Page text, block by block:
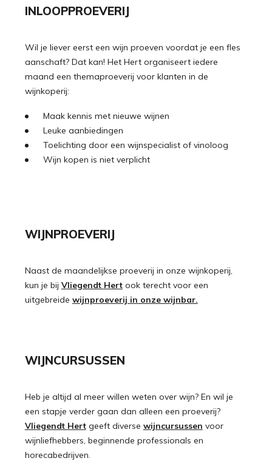
INLOOPPROEVERIJ
Wil je liever eerst een wijn proeven voordat je een fles
aanschaft? Dat kan! Het Hert organiseert iedere
maand een themaproeverij voor klanten in de
wijnkoperij:
Maak kennis met nieuwe wijnen
Leuke aanbiedingen
Toelichting door een wijnspecialist of vinoloog
Wijn kopen is niet verplicht
WIJNPROEVERIJ
Naast de maandelijkse proeverij in onze wijnkoperij,
kun je bij Vliegendt Hertook terecht voor een
uitgebreide wijnproeverij in onze wijnbar.
WIJNCURSUSSEN
Heb je altijd al meer willen weten over wijn? En wil je
een stapje verder gaan dan alleen een proeverij?
Vliegendt Hertgeeft diverse wijncursussen voor
wijnliefhebbers, beginnende professionals en
horecabedrijven.